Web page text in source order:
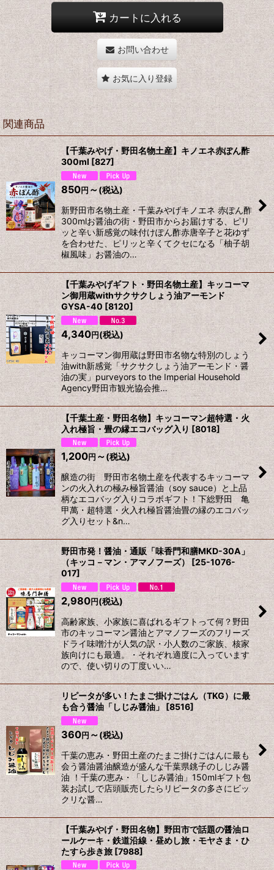
カートに入れる
お問い合わせ
お気に入り登録
関連商品
【千葉みやげ・野田名物土産】キノエネ赤ぽん酢
300ml [827]
850円 ～(税込)
新野田市名物土産・千葉みやげキノエネ 赤ぽん酢
300mlお醤油の街・野田市からお届けする、ピリ
ッと辛い新感覚の味付けぽん酢赤唐辛子と花ゆず
を合わせた、ピリッと辛くてクセになる「柚子胡
椒風味」お醤油の…
【千葉みやげギフト・野田名物土産】キッコーマ
ン御用蔵withサクサクしょう油アーモンド
GYSA-40 [8120]
4,340円(税込)
キッコーマン御用蔵は野田市名物な特別のしょう
油with新感覚「サクサクしょう油アーモンド・醤
油の実」purveyors to the Imperial Household
Agency野田市観光協会推…
【千葉土産・野田名物】キッコーマン超特選・火
入れ極旨・畳の縁エコバッグ入り [8018]
1,200円～(税込)
醸造の街 野田市名物土産を代表するキッコーマ
ンの火入れの極み極旨醤油（soy sauce）と上品
柄なエコバッグ入りコラボギフト！下総野田 亀
甲萬・超特選・火入れ極旨醤油畳の縁のエコバッ
グ入りセット&n…
野田市発！醤油・通販「味香門和膳MKD-30A」
（キッコ－マン・アマノフーズ）[25-1076-
017]
2,980円(税込)
高齢家族、小家族に喜ばれるギフトって何？野田
市のキッコーマン醤油とアマノフーズのフリーズ
ドライ味噌汁が人気の訳・小人数のご家族、核家
族向けにも最適。・それぞれ適度に入っています
ので、使い切りの丁度いい…
リピータが多い！たまご掛けごはん（TKG）に最
も合う醤油「しじみ醤油」 [8516]
360円～(税込)
千葉の恵み・野田土産のたまご掛けごはんに最も
会う醤油醤油醸造が盛んな千葉県銚子のしじみ醤
油 ！千葉の恵み・「しじみ醤油」150mlギフト包
装お試しで店頭販売したらリピータの多さにビッ
クリな醤…
【千葉みやげ・野田名物】野田市で話題の醤油ロ
ールケーキ・鉄道沿線・昼めし旅・モヤさま・ひ
たすら歩き旅 [7988]